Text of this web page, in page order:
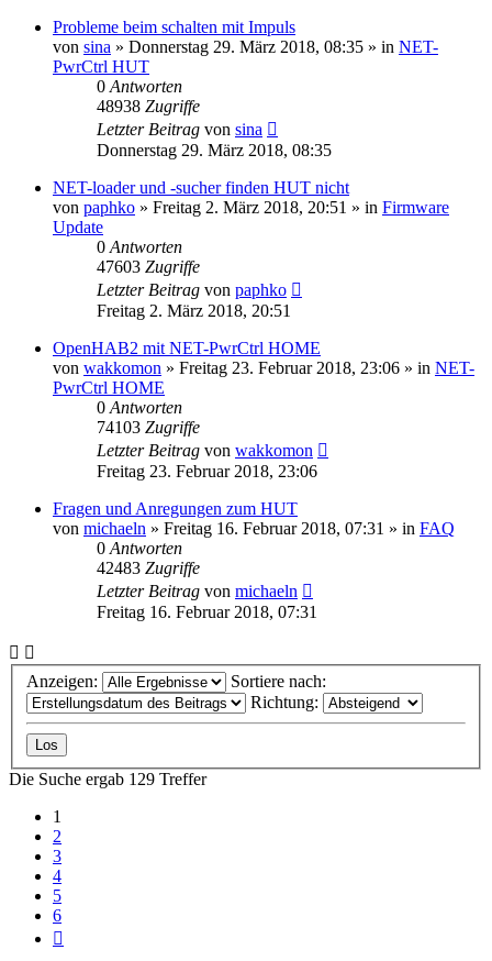
Probleme beim schalten mit Impuls
von sina » Donnerstag 29. März 2018, 08:35 » in NET-
PwrCtrl HUT
0 Antworten
48938 Zugriffe
Letzter Beitrag von sina
Donnerstag 29. März 2018, 08:35
NET-loader und -sucher finden HUT nicht
von paphko » Freitag 2. März 2018, 20:51 » in Firmware
Update
0 Antworten
47603 Zugriffe
Letzter Beitrag von paphko
Freitag 2. März 2018, 20:51
OpenHAB2 mit NET-PwrCtrl HOME
von wakkomon » Freitag 23. Februar 2018, 23:06 » in NET-
PwrCtrl HOME
0 Antworten
74103 Zugriffe
Letzter Beitrag von wakkomon
Freitag 23. Februar 2018, 23:06
Fragen und Anregungen zum HUT
von michaeln » Freitag 16. Februar 2018, 07:31 » in FAQ
0 Antworten
42483 Zugriffe
Letzter Beitrag von michaeln
Freitag 16. Februar 2018, 07:31
Anzeigen:
Sortiere nach:
Richtung:
Die Suche ergab 129 Treffer
1
2
3
4
5
6